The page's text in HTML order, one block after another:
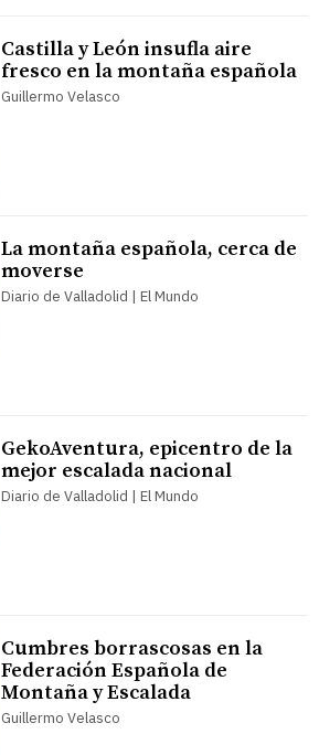
Castilla y León insufla aire
fresco en la montaña española
Guillermo Velasco
La montaña española, cerca de
moverse
Diario de Valladolid | El Mundo
GekoAventura, epicentro de la
mejor escalada nacional
Diario de Valladolid | El Mundo
Cumbres borrascosas en la
Federación Española de
Montaña y Escalada
Guillermo Velasco